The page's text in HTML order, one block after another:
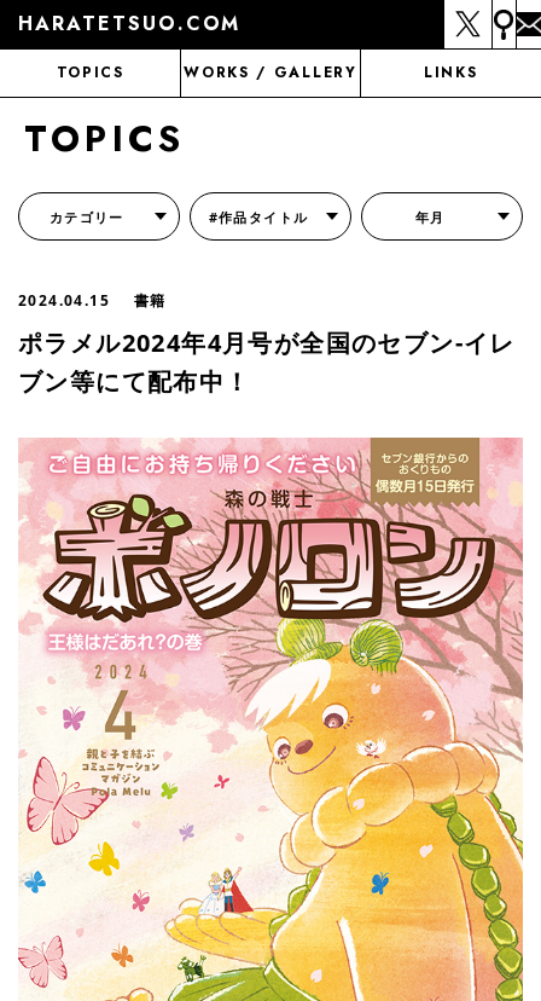
HARATETSUO.COM
TOPICS WORKS / GALLERY LINKS
TOPICS
カテゴリー #作品タイトル 年月
2024.04.15 書籍
ポラメル2024年4月号が全国のセブン-イレ
ブン等にて配布中！